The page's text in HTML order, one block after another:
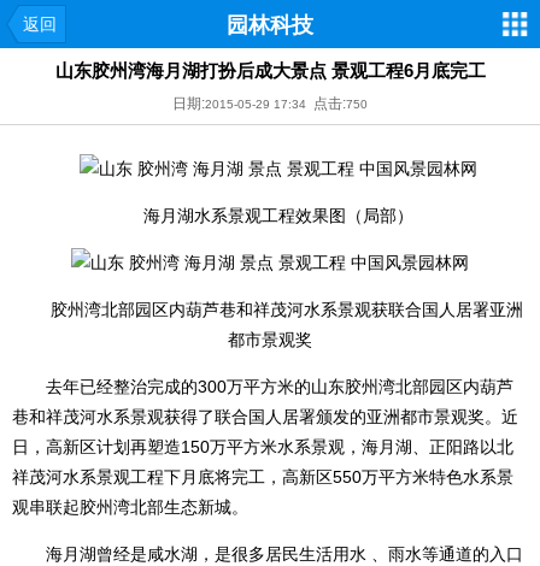
返回 园林科技
山东胶州湾海月湖打扮后成大景点 景观工程6月底完工
日期:2015-05-29 17:34 点击:750
海月湖水系景观工程效果图（局部）
胶州湾北部园区内葫芦巷和祥茂河水系景观获联合国人居署亚洲
都市景观奖
去年已经整治完成的300万平方米的山东胶州湾北部园区内葫芦
巷和祥茂河水系景观获得了联合国人居署颁发的亚洲都市景观奖。近
日，高新区计划再塑造150万平方米水系景观，海月湖、正阳路以北
祥茂河水系景观工程下月底将完工，高新区550万平方米特色水系景
观串联起胶州湾北部生态新城。
海月湖曾经是咸水湖，是很多居民生活用水 、雨水等通道的入口